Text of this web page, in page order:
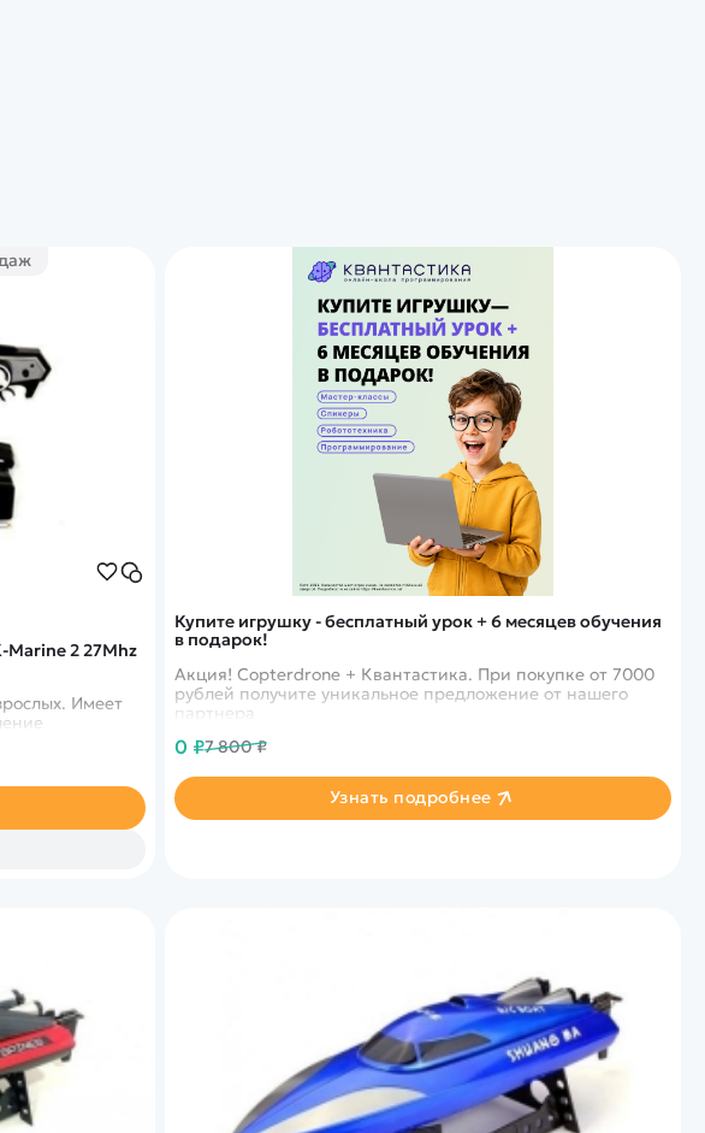
Купите игрушку - бесплатный урок + 6 месяцев обучения
в подарок!
Акция! Copterdrone + Квантастика. При покупке от 7000
рублей получите уникальное предложение от нашего
партнера
0 ₽7 800 ₽
Узнать подробнее
2 27Mhz
Имеет